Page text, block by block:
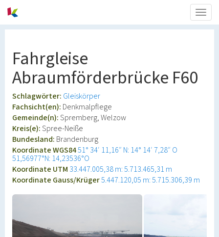
Fahrgleise
Abraumförderbrücke F60
Schlagwörter: Gleiskörper
Fachsicht(en): Denkmalpflege
Gemeinde(n):Spremberg, Welzow
Kreis(e):Spree-Neiße
Bundesland: Brandenburg
Koordinate WGS8451° 34′ 11,16″ N: 14° 14′ 7,28″ O
51,56977°N: 14,23536°O
Koordinate UTM 33.447.005,38 m: 5.713.465,31 m
Koordinate Gauss/Krüger5.447.120,05 m: 5.715.306,39 m